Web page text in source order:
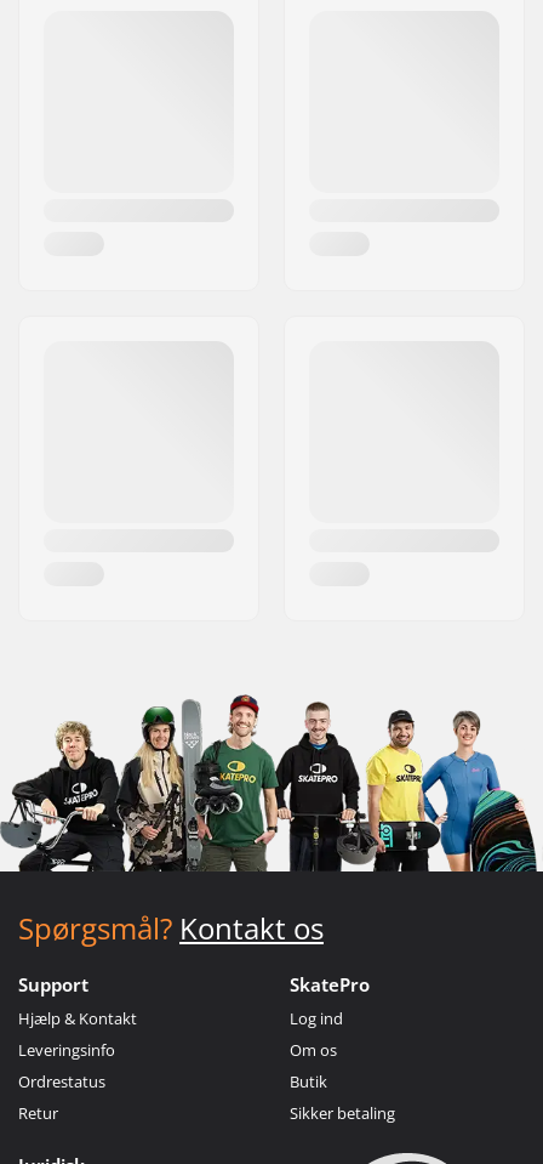
Spørgsmål? Kontakt os
Support
Hjælp & Kontakt
Leveringsinfo
Ordrestatus
Retur
SkatePro
Log ind
Om os
Butik
Sikker betaling